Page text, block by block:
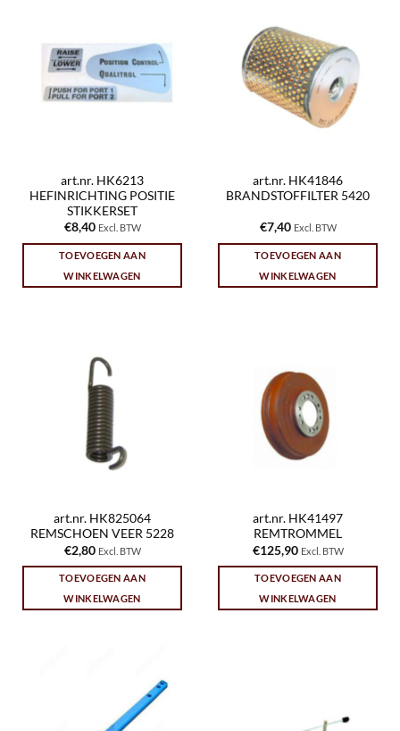
art.nr. HK6213
HEFINRICHTING POSITIE
STIKKERSET
€8,40 Excl. BTW
TOEVOEGEN AAN
WINKELWAGEN
art.nr. HK41846
BRANDSTOFFILTER 5420
€7,40 Excl. BTW
TOEVOEGEN AAN
WINKELWAGEN
art.nr. HK825064
REMSCHOEN VEER 5228
€2,80 Excl. BTW
TOEVOEGEN AAN
WINKELWAGEN
art.nr. HK41497
REMTROMMEL
€125,90 Excl. BTW
TOEVOEGEN AAN
WINKELWAGEN